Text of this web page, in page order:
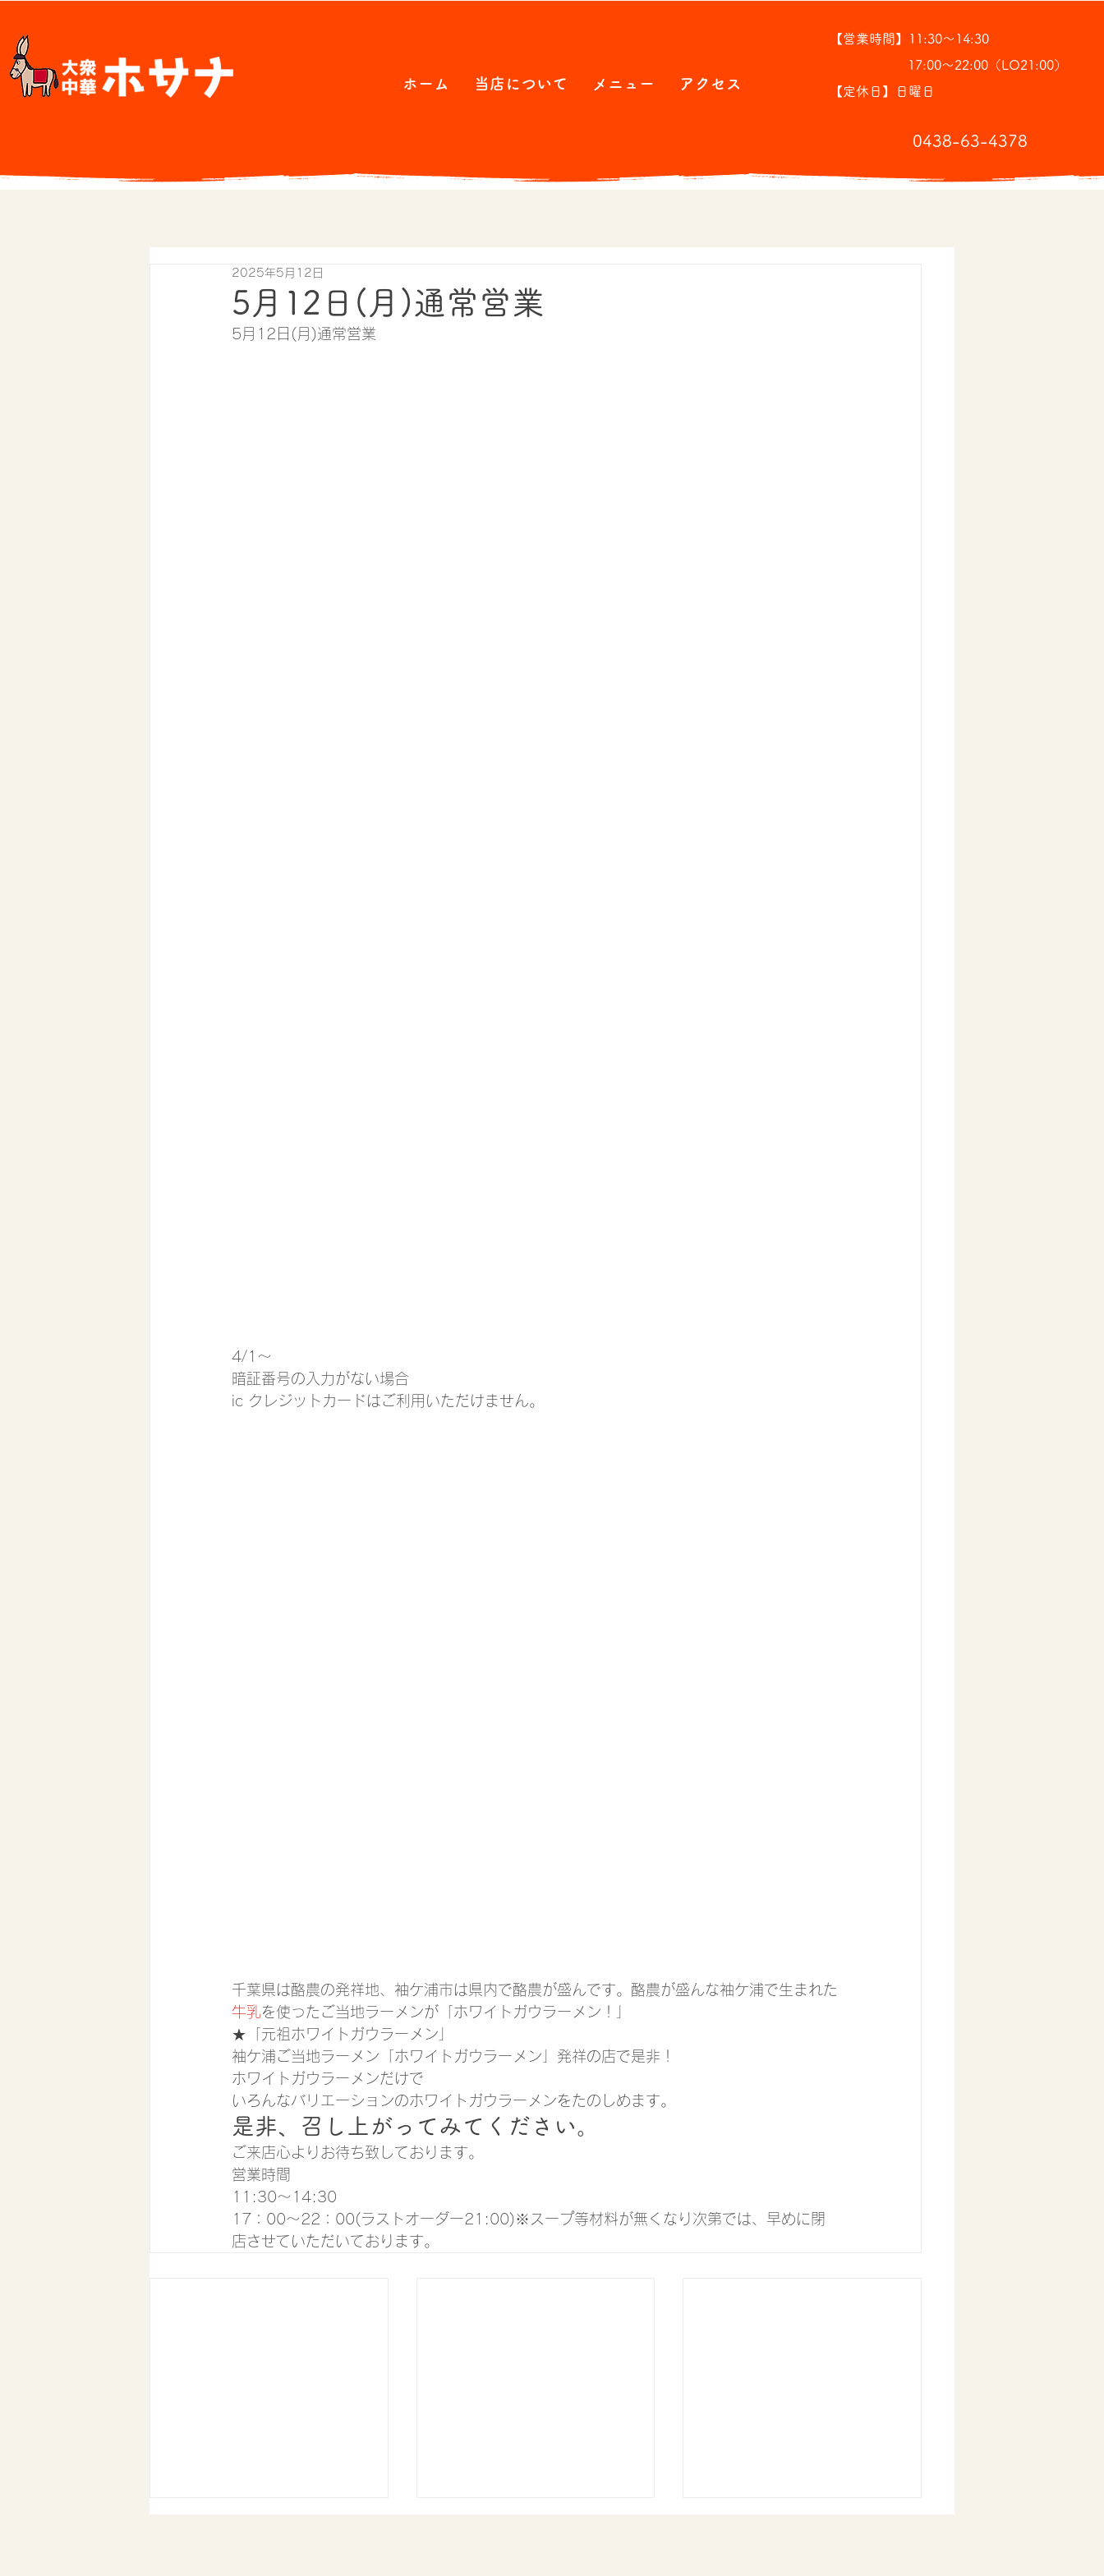
【営業時間】11:30～14:30
17:00～22:00（LO21:00）
【定休日】日曜日
​0438-63-4378
ホーム 当店について メニュー アクセス
5月12日(月)通常営業
2025年5月12日
5月12日(月)通常営業
4/1〜
暗証番号の入力がない場合
ic クレジットカードはご利用いただけません。
千葉県は酪農の発祥地、袖ケ浦市は県内で酪農が盛んです。酪農が盛んな袖ケ浦で生まれた
牛乳を使ったご当地ラーメンが「ホワイトガウラーメン！」
★「元祖ホワイトガウラーメン」
袖ケ浦ご当地ラーメン「ホワイトガウラーメン」発祥の店で是非！
ホワイトガウラーメンだけで
いろんなバリエーションのホワイトガウラーメンをたのしめます。
是非、召し上がってみてください。
ご来店心よりお待ち致しております。
営業時間
11:30〜14:30
17：00〜22：00(ラストオーダー21:00)※スープ等材料が無くなり次第では、早めに閉
店させていただいております。